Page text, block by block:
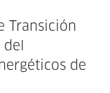
Transición
de